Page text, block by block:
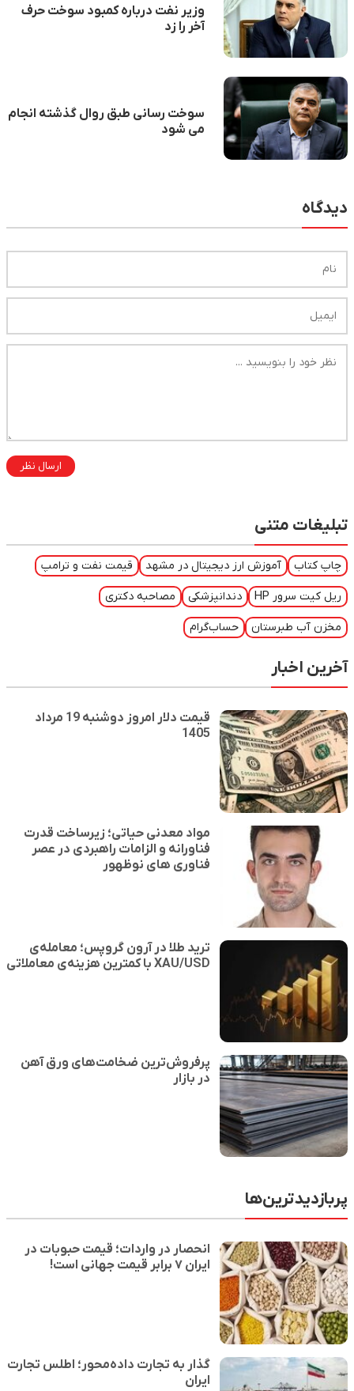
وزیر نفت درباره کمبود سوخت حرف
آخر را زد
سوخت رسانی طبق روال گذشته انجام
می شود
دیدگاه
ارسال نظر
تبلیغات متنی
چاپ کتاب آموزش ارز دیجیتال در مشهد قیمت نفت و ترامپ
ریل کیت سرور HP دندانپزشکی مصاحبه دکتری
مخزن آب طبرستان حساب‌گرام
آخرین اخبار
قیمت دلار امروز دوشنبه 19 مرداد
1405
مواد معدنی حیاتی؛ زیرساخت قدرت
فناورانه و الزامات راهبردی در عصر
فناوری های نوظهور
ترید طلا در آرون گروپس؛ معامله‌ی
XAU/USD با کمترین هزینه‌ی معاملاتی
پرفروش‌ترین ضخامت‌ها‌ی ورق آهن
در بازار
پربازدیدترین‌ها
انحصار در واردات؛ قیمت حبوبات در
ایران ۷ برابر قیمت جهانی است!
گذار به تجارت داده‌محور؛ اطلس تجارت
ایران